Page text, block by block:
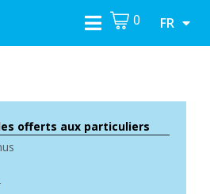
0 FR
offerts aux particuliers